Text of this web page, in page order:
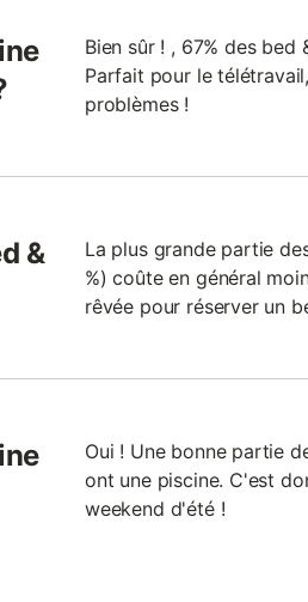
Bien sûr ! , 67% des
Parfait pour le
problèmes !
&
La plus grande partie
%) coûte en général
rêvée pour réserver un
Oui ! Une bonne partie
ont une piscine. C'est
weekend d'été !